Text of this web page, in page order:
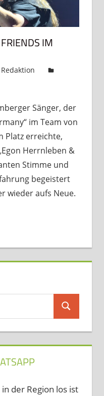
IM
Redaktion
Sänger, der
im Team von
Platz erreichte,
Herrnleben &
Stimme und
begeistert
wieder aufs Neue.
Suchen
der Region los ist